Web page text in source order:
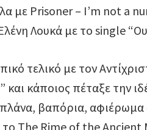
με Prisoner – I’m not a
Λουκά με το single
τελικό με τον
κάποιος πέταξε την
βαπόρια, αφιέρωμα
The Rime of the Ancient